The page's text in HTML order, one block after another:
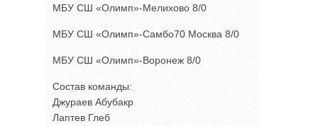
МБУ СШ «Олимп»-Мелихово 8/0
МБУ СШ «Олимп»-Самбо70 Москва 8/0
МБУ СШ «Олимп»-Воронеж 8/0
Состав команды:
Джураев Абубакр
Лаптев Глеб